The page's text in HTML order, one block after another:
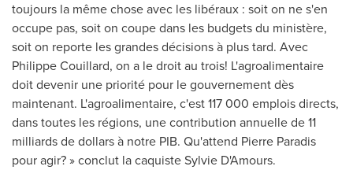
toujours la même chose avec les libéraux : soit on ne s'en
occupe pas, soit on coupe dans les budgets du ministère,
soit on reporte les grandes décisions à plus tard. Avec
Philippe Couillard, on a le droit au trois! L'agroalimentaire
doit devenir une priorité pour le gouvernement dès
maintenant. L'agroalimentaire, c'est 117 000 emplois directs,
dans toutes les régions, une contribution annuelle de 11
milliards de dollars à notre PIB. Qu'attend Pierre Paradis
pour agir? » conclut la caquiste Sylvie D'Amours.